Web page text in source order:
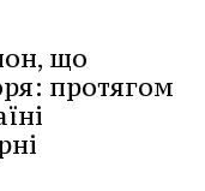
що
протягом